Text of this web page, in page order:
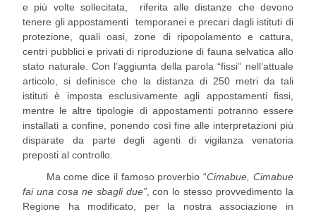
e più volte sollecitata, riferita alle distanze che devono
tenere gli appostamenti temporanei e precari dagli istituti di
protezione, quali oasi, zone di ripopolamento e cattura,
centri pubblici e privati di riproduzione di fauna selvatica allo
stato naturale. Con l’aggiunta della parola “fissi” nell’attuale
articolo, si definisce che la distanza di 250 metri da tali
istituti è imposta esclusivamente agli appostamenti fissi,
mentre le altre tipologie di appostamenti potranno essere
installati a confine, ponendo così fine alle interpretazioni più
disparate da parte degli agenti di vigilanza venatoria
preposti al controllo.
Ma come dice il famoso proverbio “Cimabue, Cimabue
fai una cosa ne sbagli due”, con lo stesso provvedimento la
Regione ha modificato, per la nostra associazione in